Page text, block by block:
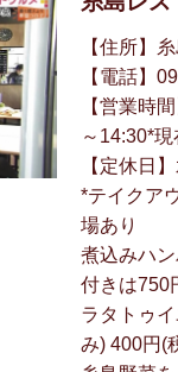
【住所】
【電話】
【営業時
～14:30*
【定休日
*テイクア
場あり
煮込みハ
付きは750
ラタトゥ
み) 400円(